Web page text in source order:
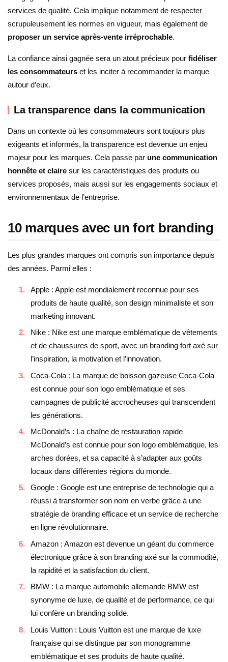
services de qualité. Cela implique notamment de respecter
scrupuleusement les normes en vigueur, mais également de
proposer un service après-vente irréprochable.
La confiance ainsi gagnée sera un atout précieux pour fidéliser
les consommateurs et les inciter à recommander la marque
autour d’eux.
La transparence dans la communication
Dans un contexte où les consommateurs sont toujours plus
exigeants et informés, la transparence est devenue un enjeu
majeur pour les marques. Cela passe par une communication
honnête et claire sur les caractéristiques des produits ou
services proposés, mais aussi sur les engagements sociaux et
environnementaux de l’entreprise.
10 marques avec un fort branding
Les plus grandes marques ont compris son importance depuis
des années. Parmi elles :
Apple : Apple est mondialement reconnue pour ses
produits de haute qualité, son design minimaliste et son
marketing innovant.
Nike : Nike est une marque emblématique de vêtements
et de chaussures de sport, avec un branding fort axé sur
l’inspiration, la motivation et l’innovation.
Coca-Cola : La marque de boisson gazeuse Coca-Cola
est connue pour son logo emblématique et ses
campagnes de publicité accrocheuses qui transcendent
les générations.
McDonald’s : La chaîne de restauration rapide
McDonald’s est connue pour son logo emblématique, les
arches dorées, et sa capacité à s’adapter aux goûts
locaux dans différentes régions du monde.
Google : Google est une entreprise de technologie qui a
réussi à transformer son nom en verbe grâce à une
stratégie de branding efficace et un service de recherche
en ligne révolutionnaire.
Amazon : Amazon est devenue un géant du commerce
électronique grâce à son branding axé sur la commodité,
la rapidité et la satisfaction du client.
BMW : La marque automobile allemande BMW est
synonyme de luxe, de qualité et de performance, ce qui
lui confère un branding solide.
Louis Vuitton : Louis Vuitton est une marque de luxe
française qui se distingue par son monogramme
emblématique et ses produits de haute qualité.